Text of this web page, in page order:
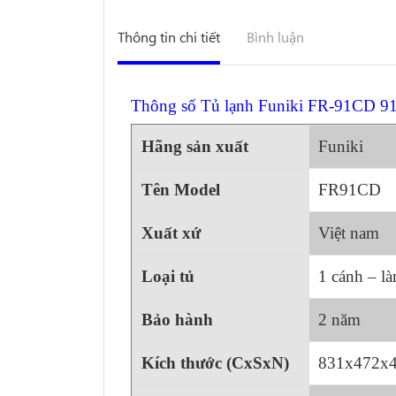
Thông tin chi tiết Bình luận
Thông số Tủ lạnh Funiki FR-91CD
Hãng sản xuất Funiki
Tên Model FR91CD
Xuất xứ Việt nam
Loại tủ 1 cánh –
Bảo hành 2 năm
Kích thước (CxSxN)